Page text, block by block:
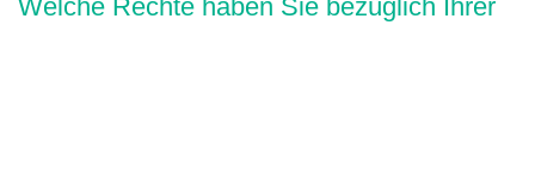
Welche Rechte haben Sie bezüglich Ihrer